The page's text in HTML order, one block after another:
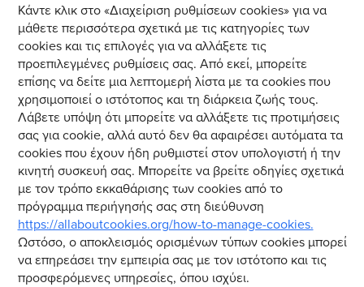
Κάντε κλικ στο «Διαχείριση ρυθμίσεων cookies» για να
μάθετε περισσότερα σχετικά με τις κατηγορίες των
cookies και τις επιλογές για να αλλάξετε τις
προεπιλεγμένες ρυθμίσεις σας. Από εκεί, μπορείτε
επίσης να δείτε μια λεπτομερή λίστα με τα cookies που
χρησιμοποιεί ο ιστότοπος και τη διάρκεια ζωής τους.
Λάβετε υπόψη ότι μπορείτε να αλλάξετε τις προτιμήσεις
σας για cookie, αλλά αυτό δεν θα αφαιρέσει αυτόματα τα
cookies που έχουν ήδη ρυθμιστεί στον υπολογιστή ή την
κινητή συσκευή σας. Μπορείτε να βρείτε οδηγίες σχετικά
με τον τρόπο εκκαθάρισης των cookies από το
πρόγραμμα περιήγησής σας στη διεύθυνση
https://allaboutcookies.org/how-to-manage-cookies.
Ωστόσο, ο αποκλεισμός ορισμένων τύπων cookies μπορεί
να επηρεάσει την εμπειρία σας με τον ιστότοπο και τις
προσφερόμενες υπηρεσίες, όπου ισχύει.